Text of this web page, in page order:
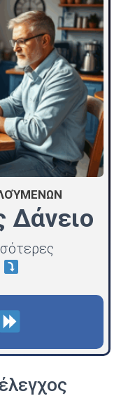
Δάνειο